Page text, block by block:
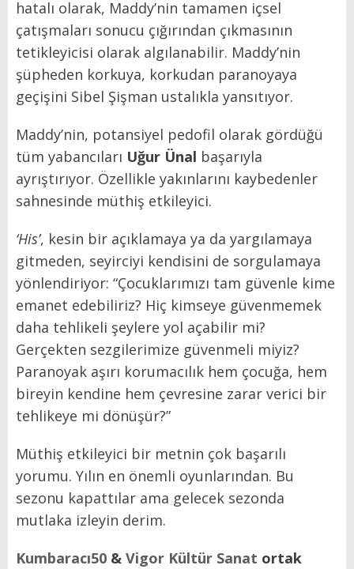
hatalı olarak, Maddy’nin tamamen içsel
çatışmaları sonucu çığırından çıkmasının
tetikleyicisi olarak algılanabilir. Maddy’nin
şüpheden korkuya, korkudan paranoyaya
geçişini Sibel Şişman ustalıkla yansıtıyor.
Maddy’nin, potansiyel pedofil olarak gördüğü
tüm yabancıları Uğur Ünal başarıyla
ayrıştırıyor. Özellikle yakınlarını kaybedenler
sahnesinde müthiş etkileyici.
‘His’, kesin bir açıklamaya ya da yargılamaya
gitmeden, seyirciyi kendisini de sorgulamaya
yönlendiriyor: “Çocuklarımızı tam güvenle kime
emanet edebiliriz? Hiç kimseye güvenmemek
daha tehlikeli şeylere yol açabilir mi?
Gerçekten sezgilerimize güvenmeli miyiz?
Paranoyak aşırı korumacılık hem çocuğa, hem
bireyin kendine hem çevresine zarar verici bir
tehlikeye mi dönüşür?”
Müthiş etkileyici bir metnin çok başarılı
yorumu. Yılın en önemli oyunlarından. Bu
sezonu kapattılar ama gelecek sezonda
mutlaka izleyin derim.
Kumbaracı50 & Vigor Kültür Sanat ortak